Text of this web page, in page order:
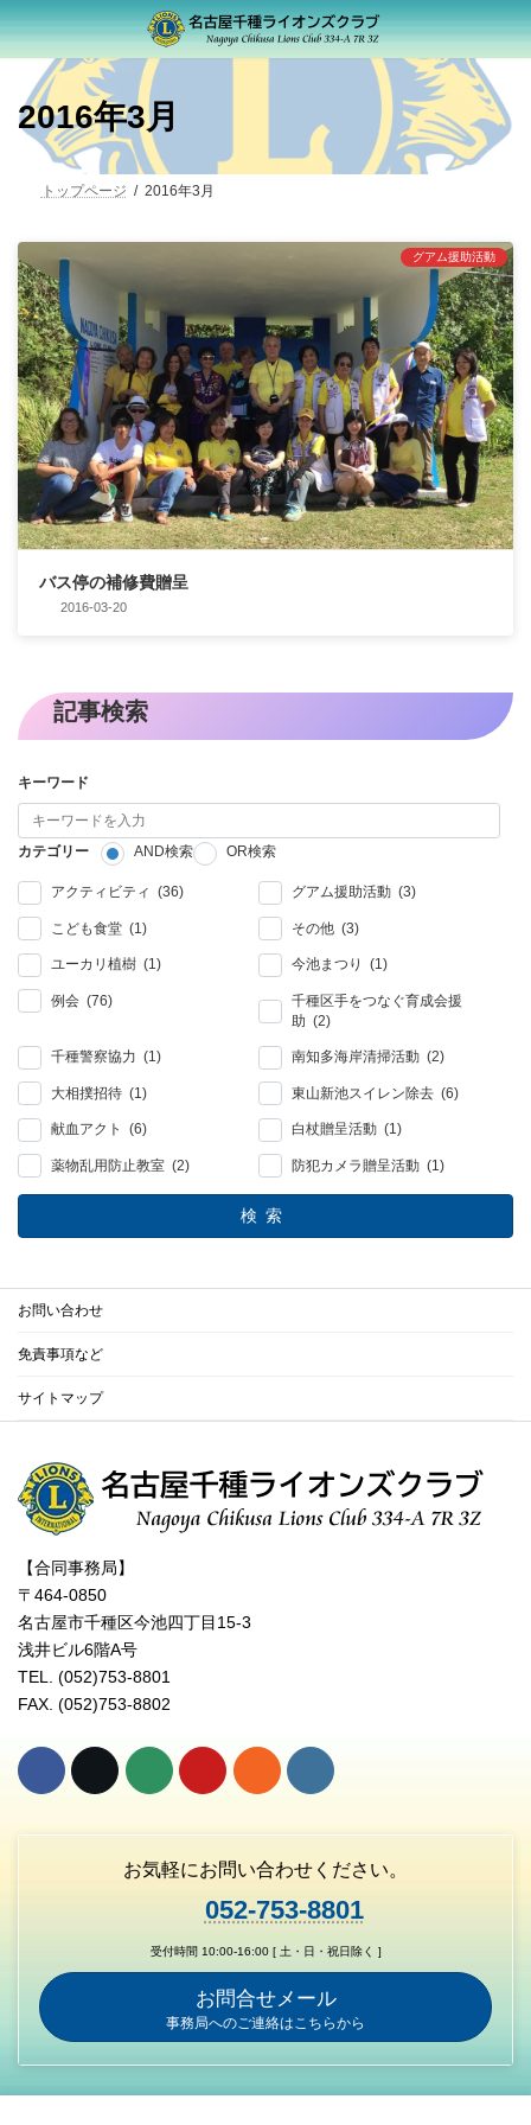
コ
ン
ナ
ビ
2016年3月
トップページ 2016年3月
グアム援助活動
バス停の補修費贈呈
2016-03-20
記事検索
キーワード
カテゴリー AND検索 OR検索
アクティビティ (36) グアム援助活動 (3)
こども食堂 (1) その他 (3)
ユーカリ植樹 (1) 今池まつり (1)
例会 (76)
千種区手をつなぐ育成会援
助 (2)
千種警察協力 (1) 南知多海岸清掃活動 (2)
大相撲招待 (1) 東山新池スイレン除去 (6)
献血アクト (6) 白杖贈呈活動 (1)
薬物乱用防止教室 (2) 防犯カメラ贈呈活動 (1)
検索
お問い合わせ
免責事項など
サイトマップ
【合同事務局】
〒464-0850
名古屋市千種区今池四丁目15-3
浅井ビル6階A号
TEL. (052)753-8801
FAX. (052)753-8802
お気軽にお問い合わせください。
052-753-8801
受付時間 10:00-16:00 [ 土・日・祝日除く ]
お問合せメール
事務局へのご連絡はこちらから